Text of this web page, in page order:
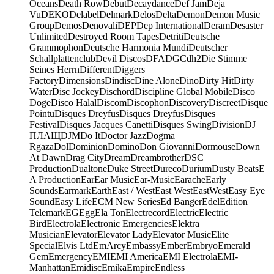
OceansDeath RowDebutDecaydanceDef JamDeja
VuDEKODelabelDelmarkDelosDeltaDemonDemon Music
GroupDemosDenovaliDEPDep InternationalDeramDesaster
UnlimitedDestroyed Room TapesDetritiDeutsche
GrammophonDeutsche Harmonia MundiDeutscher
SchallplattenclubDevil DiscosDFADGCdh2Die Stimme
Seines HerrnDifferentDiggers
FactoryDimensionsDindiscDine AloneDinoDirty HitDirty
WaterDisc JockeyDischordDiscipline Global MobileDisco
DogeDisco HalalDiscomDiscophonDiscoveryDiscreetDisque
PointuDisques DreyfusDisques DreyfusDisques
FestivalDisques Jacques CanettiDisques SwingDivisionDJ
ПЛАЩDJMDo ItDoctor JazzDogma
RgazaDolDominionDominoDon GiovanniDormouseDown
At DawnDrag CityDreamDreambrotherDSC
ProductionDualtoneDuke StreetDurecoDuriumDusty BeatsE
A ProductionEarEar MusicEar-MusicEaracheEarly
SoundsEarmarkEarthEast / WestEast WestEastWestEasy Eye
SoundEasy LifeECM New SeriesEd BangerEdelEdition
TelemarkEGEggEla TonElectrecordElectricElectric
BirdElectrolaElectronic EmergenciesElektra
MusicianElevatorElevator LadyElevator MusicElite
SpecialElvis LtdEmArcyEmbassyEmberEmbryoEmerald
GemEmergencyEMIEMI AmericaEMI ElectrolaEMI-
ManhattanEmidiscEmikaEmpireEndless